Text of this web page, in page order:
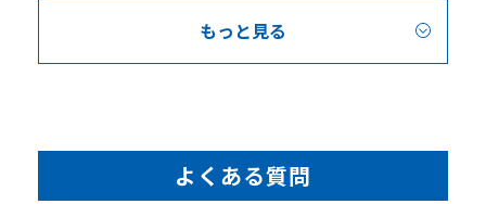
もっと見る
よくある質問